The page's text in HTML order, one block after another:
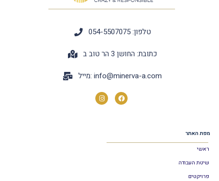
טלפון: 054-5507075
כתובת: החושן 3 הר טוב ב
מייל: info@minerva-a.com
מפת האתר
ראשי
שיטת העבודה
פרויקטים